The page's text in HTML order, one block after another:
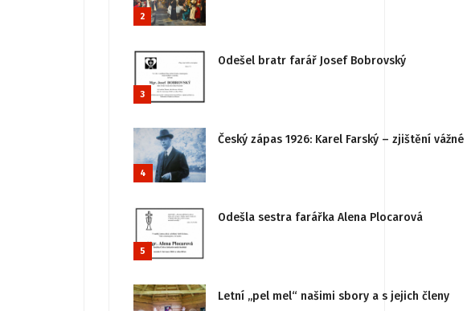
2
3
Odešel bratr farář Josef Bobrovský
4
Český zápas 1926: Karel Farský – zjištění
5
Odešla sestra farářka Alena Plocarová
Letní „pel mel“ našimi sbory a s jejich členy